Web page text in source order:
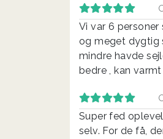
Vi var 6
og meget dygtig
mindre havde
bedre , kan
Super fed
selv. For de få,